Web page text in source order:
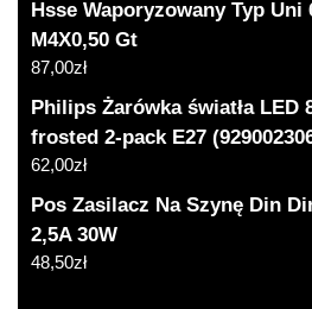
Hsse Waporyzowany Typ Uni
M4X0,50 Gt
87,00zł
Philips Żarówka światła LED
frosted 2-pack E27
62,00zł
Pos Zasilacz Na Szynę Din
2,5A 30W
48,50zł